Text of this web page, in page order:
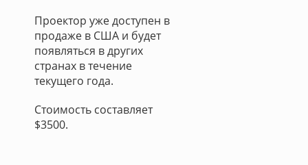
Проектор уже доступен в
продаже в США и будет
появляться в других
странах в течение
текущего года.
Стоимость составляет
$3500.